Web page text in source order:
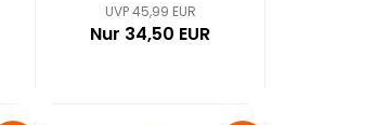
UVP 45,99 EUR
Nur 34,50 EUR